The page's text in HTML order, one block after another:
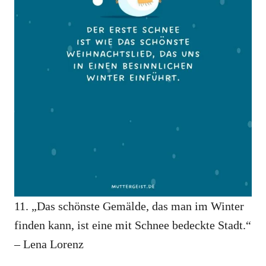
11. „Das schönste Gemälde, das man im Winter
finden kann, ist eine mit Schnee bedeckte Stadt.“
– Lena Lorenz